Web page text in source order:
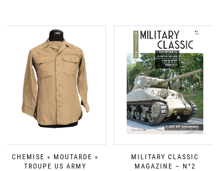
CHEMISE « MOUTARDE »
TROUPE US ARMY
MILITARY CLASSIC
MAGAZINE – N°2